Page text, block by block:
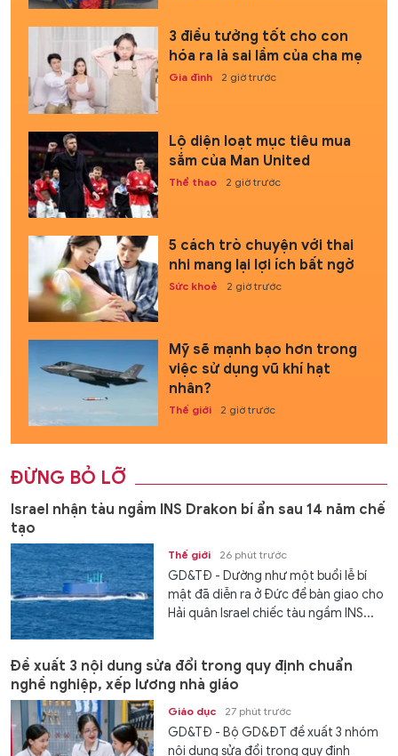
3 điều tưởng tốt cho con
hóa ra là sai lầm của cha mẹ
Gia đình 2 giờ trước
Lộ diện loạt mục tiêu mua
sắm của Man United
Thể thao 2 giờ trước
5 cách trò chuyện với thai
nhi mang lại lợi ích bất ngờ
Sức khoẻ 2 giờ trước
Mỹ sẽ mạnh bạo hơn trong
việc sử dụng vũ khí hạt
nhân?
Thế giới 2 giờ trước
ĐỪNG BỎ LỠ
Israel nhận tàu ngầm INS Drakon bí ẩn sau 14 năm chế
tạo
Thế giới 26 phút trước
GD&TĐ - Dường như một buổi lễ bí
mật đã diễn ra ở Đức để bàn giao cho
Hải quân Israel chiếc tàu ngầm INS...
Đề xuất 3 nội dung sửa đổi trong quy định chuẩn
nghề nghiệp, xếp lương nhà giáo
Giáo dục 27 phút trước
GD&TĐ - Bộ GD&ĐT đề xuất 3 nhóm
nội dung sửa đổi trong quy định